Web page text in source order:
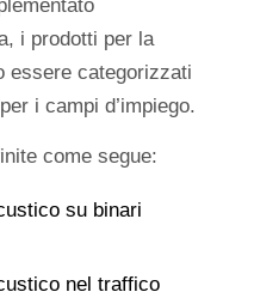
i prodotti per la
essere categorizzati
i campi d’impiego.
come segue:
su binari
nel traffico